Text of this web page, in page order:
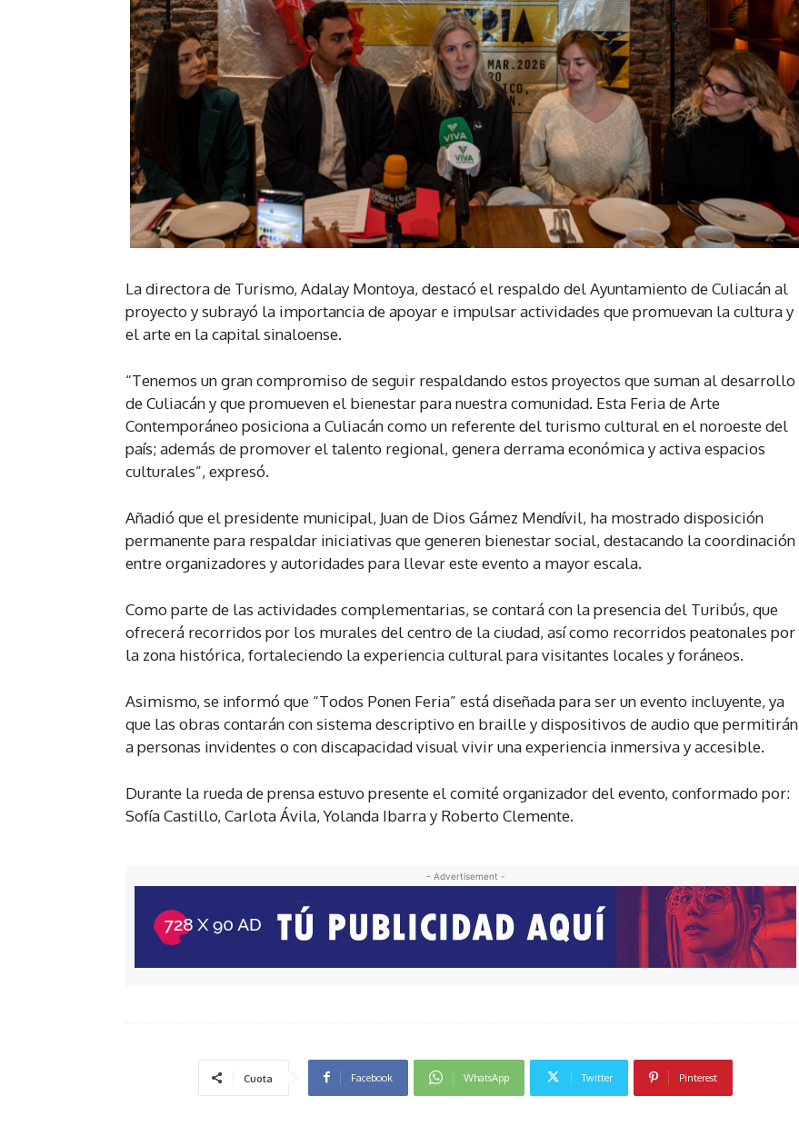
La directora de Turismo, Adalay Montoya, destacó el respaldo del Ayuntamiento de Culiacán al
proyecto y subrayó la importancia de apoyar e impulsar actividades que promuevan la cultura y
el arte en la capital sinaloense.
“Tenemos un gran compromiso de seguir respaldando estos proyectos que suman al desarrollo
de Culiacán y que promueven el bienestar para nuestra comunidad. Esta Feria de Arte
Contemporáneo posiciona a Culiacán como un referente del turismo cultural en el noroeste del
país; además de promover el talento regional, genera derrama económica y activa espacios
culturales”, expresó.
Añadió que el presidente municipal, Juan de Dios Gámez Mendívil, ha mostrado disposición
permanente para respaldar iniciativas que generen bienestar social, destacando la coordinación
entre organizadores y autoridades para llevar este evento a mayor escala.
Como parte de las actividades complementarias, se contará con la presencia del Turibús, que
ofrecerá recorridos por los murales del centro de la ciudad, así como recorridos peatonales por
la zona histórica, fortaleciendo la experiencia cultural para visitantes locales y foráneos.
Asimismo, se informó que “Todos Ponen Feria” está diseñada para ser un evento incluyente, ya
que las obras contarán con sistema descriptivo en braille y dispositivos de audio que permitirán
a personas invidentes o con discapacidad visual vivir una experiencia inmersiva y accesible.
Durante la rueda de prensa estuvo presente el comité organizador del evento, conformado por:
Sofía Castillo, Carlota Ávila, Yolanda Ibarra y Roberto Clemente.
- Advertisement -
Cuota Facebook WhatsApp Twitter Pinterest